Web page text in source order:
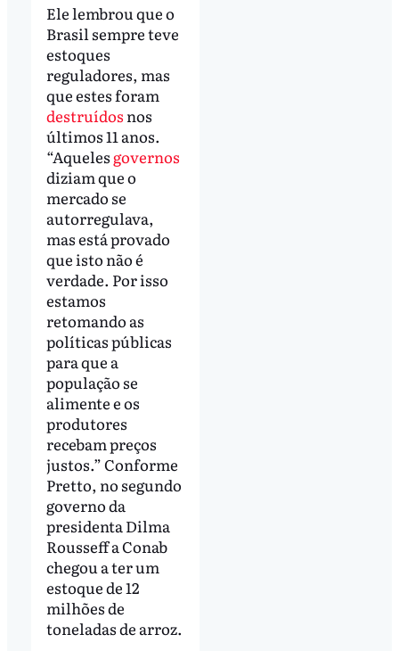
Ele lembrou que o
Brasil sempre teve
estoques
reguladores, mas
que estes foram
destruídos nos
últimos 11 anos.
“Aquelesgovernos
diziam que o
mercado se
autorregulava,
mas está provado
que isto não é
verdade. Por isso
estamos
retomando as
políticas públicas
para que a
população se
alimente e os
produtores
recebam preços
justos.” Conforme
Pretto, no segundo
governo da
presidenta Dilma
Rousseff a Conab
chegou a ter um
estoque de 12
milhões de
toneladas de arroz.